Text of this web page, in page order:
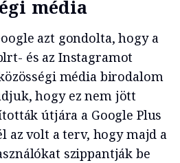
média
azt gondolta, hogy a
és az Instagramot
média birodalom
hogy ez nem jött
útjára a Google Plus
az volt a terv, hogy majd a
szippantják be